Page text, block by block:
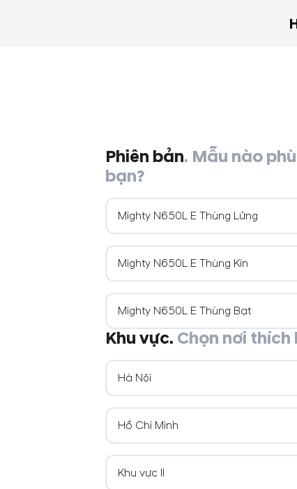
Phiên bản. Mẫu nào
bạn?
Mighty N650L E Thùng Lửng
Mighty N650L E Thùng Kín
Mighty N650L E Thùng Bạt
Khu vực. Chọn nơi thích
Hà Nội
Hồ Chí Minh
Khu vực II